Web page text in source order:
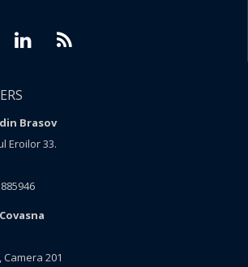
Brasov
Eroilor 33.
201